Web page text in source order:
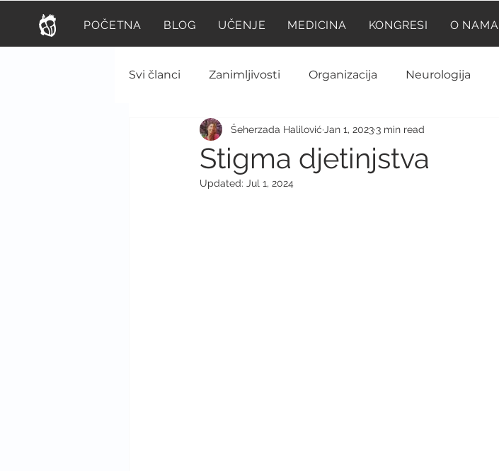
POČETNA BLOG UČENJE MEDICINA KONGRESI O NAMA
Svi članci Zanimljivosti Organizacija Neurologija
Psihijatrija Prva pomoć Neuroanatomija
Veterina Fiziologija
Stigma djetinjstva
Šeherzada Halilović Jan 1, 2023 3 min read
Updated: Jul 1, 2024